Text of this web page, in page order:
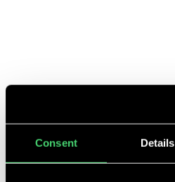
Consent Details